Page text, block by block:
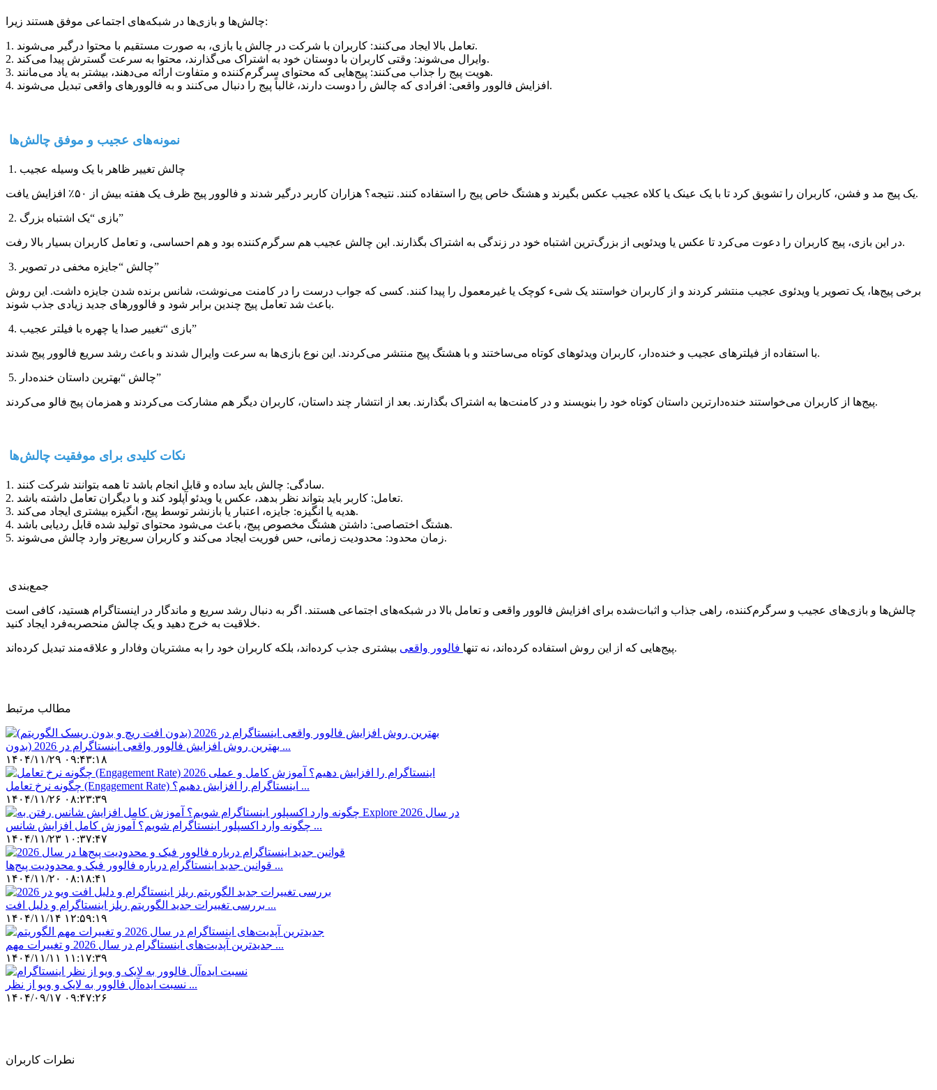
چالش‌ها و بازی‌ها در شبکه‌های اجتماعی موفق هستند زیرا:
1. تعامل بالا ایجاد می‌کنند: کاربران با شرکت در چالش یا بازی، به صورت مستقیم با محتوا درگیر می‌شوند.
2. وایرال می‌شوند: وقتی کاربران با دوستان خود به اشتراک می‌گذارند، محتوا به سرعت گسترش پیدا می‌کند.
3. هویت پیج را جذاب می‌کنند: پیج‌هایی که محتوای سرگرم‌کننده و متفاوت ارائه می‌دهند، بیشتر به یاد می‌مانند.
4. افزایش فالوور واقعی: افرادی که چالش را دوست دارند، غالباً پیج را دنبال می‌کنند و به فالوورهای واقعی تبدیل می‌شوند.
نمونه‌های عجیب و موفق چالش‌ها
1. چالش تغییر ظاهر با یک وسیله عجیب
یک پیج مد و فشن، کاربران را تشویق کرد تا با یک عینک یا کلاه عجیب عکس بگیرند و هشتگ خاص پیج را استفاده کنند. نتیجه؟ هزاران کاربر درگیر شدند و فالوور پیج ظرف یک هفته بیش از ۵۰٪ افزایش یافت.
2. بازی “یک اشتباه بزرگ”
در این بازی، پیج کاربران را دعوت می‌کرد تا عکس یا ویدئویی از بزرگ‌ترین اشتباه خود در زندگی به اشتراک بگذارند. این چالش عجیب هم سرگرم‌کننده بود و هم احساسی، و تعامل کاربران بسیار بالا رفت.
3. چالش “جایزه مخفی در تصویر”
برخی پیج‌ها، یک تصویر یا ویدئوی عجیب منتشر کردند و از کاربران خواستند یک شیء کوچک یا غیرمعمول را پیدا کنند. کسی که جواب درست را در کامنت می‌نوشت، شانس برنده شدن جایزه داشت. این روش
باعث شد تعامل پیج چندین برابر شود و فالوورهای جدید زیادی جذب شوند.
4. بازی “تغییر صدا یا چهره با فیلتر عجیب”
با استفاده از فیلترهای عجیب و خنده‌دار، کاربران ویدئوهای کوتاه می‌ساختند و با هشتگ پیج منتشر می‌کردند. این نوع بازی‌ها به سرعت وایرال شدند و باعث رشد سریع فالوور پیج شدند.
5. چالش “بهترین داستان خنده‌دار”
پیج‌ها از کاربران می‌خواستند خنده‌دارترین داستان کوتاه خود را بنویسند و در کامنت‌ها به اشتراک بگذارند. بعد از انتشار چند داستان، کاربران دیگر هم مشارکت می‌کردند و همزمان پیج فالو می‌کردند.
نکات کلیدی برای موفقیت چالش‌ها
1. سادگی: چالش باید ساده و قابل انجام باشد تا همه بتوانند شرکت کنند.
2. تعامل: کاربر باید بتواند نظر بدهد، عکس یا ویدئو آپلود کند و با دیگران تعامل داشته باشد.
3. هدیه یا انگیزه: جایزه، اعتبار یا بازنشر توسط پیج، انگیزه بیشتری ایجاد می‌کند.
4. هشتگ اختصاصی: داشتن هشتگ مخصوص پیج، باعث می‌شود محتوای تولید شده قابل ردیابی باشد.
5. زمان محدود: محدودیت زمانی، حس فوریت ایجاد می‌کند و کاربران سریع‌تر وارد چالش می‌شوند.
جمع‌بندی
چالش‌ها و بازی‌های عجیب و سرگرم‌کننده، راهی جذاب و اثبات‌شده برای افزایش فالوور واقعی و تعامل بالا در شبکه‌های اجتماعی هستند. اگر به دنبال رشد سریع و ماندگار در اینستاگرام هستید، کافی است
خلاقیت به خرج دهید و یک چالش منحصربه‌فرد ایجاد کنید.
پیج‌هایی که از این روش استفاده کرده‌اند، نه تنها فالوور واقعی بیشتری جذب کرده‌اند، بلکه کاربران خود را به مشتریان وفادار و علاقه‌مند تبدیل کرده‌اند.
مطالب مرتبط
بهترین روش افزایش فالوور واقعی اینستاگرام در 2026 (بدون ...
۱۴۰۴/۱۱/۲۹ ۰۹:۴۳:۱۸
چگونه نرخ تعامل (Engagement Rate) اینستاگرام را افزایش دهیم؟ ...
۱۴۰۴/۱۱/۲۶ ۰۸:۲۳:۳۹
چگونه وارد اکسپلور اینستاگرام شویم؟ آموزش کامل افزایش شانس ...
۱۴۰۴/۱۱/۲۳ ۱۰:۳۷:۴۷
قوانین جدید اینستاگرام درباره فالوور فیک و محدودیت پیج‌ها ...
۱۴۰۴/۱۱/۲۰ ۰۸:۱۸:۴۱
بررسی تغییرات جدید الگوریتم ریلز اینستاگرام و دلیل افت ...
۱۴۰۴/۱۱/۱۴ ۱۲:۵۹:۱۹
جدیدترین آپدیت‌های اینستاگرام در سال 2026 و تغییرات مهم ...
۱۴۰۴/۱۱/۱۱ ۱۱:۱۷:۳۹
نسبت ایده‌آل فالوور به لایک و ویو از نظر ...
۱۴۰۴/۰۹/۱۷ ۰۹:۴۷:۲۶
نطرات کاربران